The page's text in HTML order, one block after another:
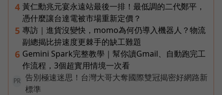
4 黃仁勳兆元宴永遠站最後一排！最低調的二代鄭平，
憑什麼讓台達電被市場重新定價？
5 專訪｜進貨沒變快，momo為何仍導入機器人？物流
副總揭比拚速度更棘手的缺工難題
6 Gemini Spark完整教學｜幫你讀Gmail、自動跑完工
作流程，3個超實用情境一次看
PR
告別極速迷思！台灣大哥大奪國際雙冠揭密好網路新
標準